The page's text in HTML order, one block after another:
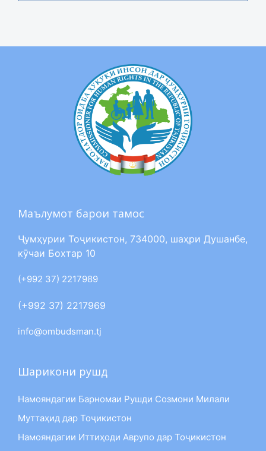
Маълумот барои тамос
Ҷумҳурии Тоҷикистон, 734000, шаҳри Душанбе,
кӯчаи Бохтар 10
(+992 37) 2217989
(+992 37) 2217969
info@ombudsman.tj
Шарикони рушд
Намояндагии Барномаи Рушди Созмони Милали
Муттаҳид дар Тоҷикистон
Намояндагии Иттиҳоди Аврупо дар Тоҷикистон